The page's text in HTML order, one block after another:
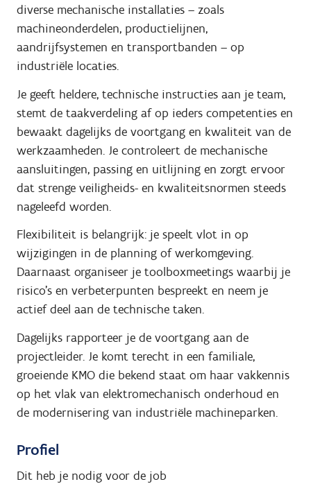
diverse mechanische installaties – zoals
machineonderdelen, productielijnen,
aandrijfsystemen en transportbanden – op
industriële locaties.
Je geeft heldere, technische instructies aan je team,
stemt de taakverdeling af op ieders competenties en
bewaakt dagelijks de voortgang en kwaliteit van de
werkzaamheden. Je controleert de mechanische
aansluitingen, passing en uitlijning en zorgt ervoor
dat strenge veiligheids- en kwaliteitsnormen steeds
nageleefd worden.
Flexibiliteit is belangrijk: je speelt vlot in op
wijzigingen in de planning of werkomgeving.
Daarnaast organiseer je toolboxmeetings waarbij je
risico’s en verbeterpunten bespreekt en neem je
actief deel aan de technische taken.
Dagelijks rapporteer je de voortgang aan de
projectleider. Je komt terecht in een familiale,
groeiende KMO die bekend staat om haar vakkennis
op het vlak van elektromechanisch onderhoud en
de modernisering van industriële machineparken.
Profiel
Dit heb je nodig voor de job